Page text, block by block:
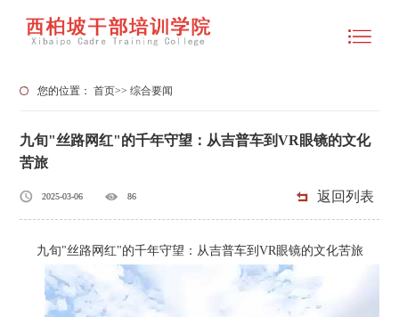
您的位置：首页>>综合要闻
九旬"丝路网红"的千年守望：从吉普车到VR眼镜的文化
苦旅
2025-03-06 86 返回列表
九旬"丝路网红"的千年守望：从吉普车到VR眼镜的文化苦旅